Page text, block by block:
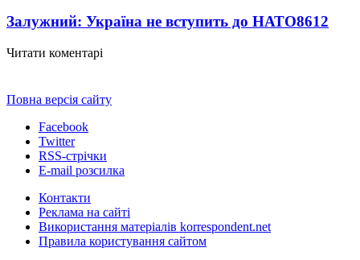
Залужний: Україна не вступить до НАТО8612
Читати коментарі
Повна версія сайту
Facebook
Twitter
RSS-стрічки
E-mail розсилка
Контакти
Реклама на сайті
Використання матеріалів korrespondent.net
Правила користування сайтом